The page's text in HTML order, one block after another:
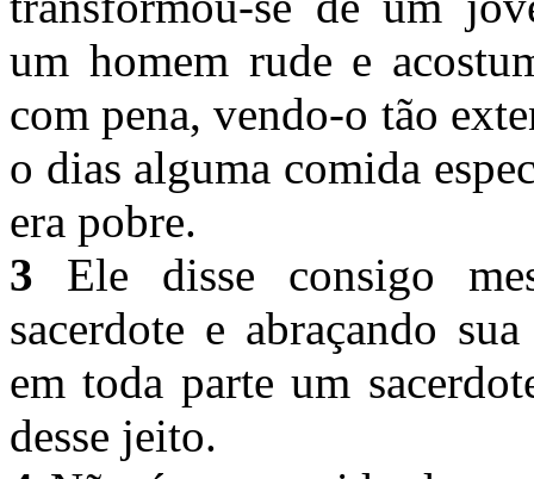
um homem rude e
com pena, vendo-o tão
o dias alguma comida
era pobre.
3 Ele disse consigo
sacerdote e abraçando
em toda parte um
desse jeito.